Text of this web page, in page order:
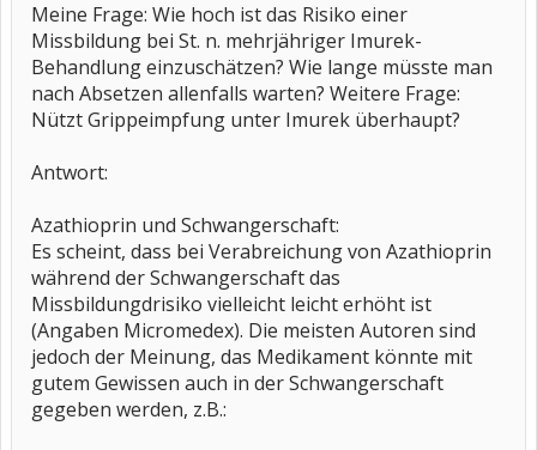
Meine Frage: Wie hoch ist das Risiko einer
Missbildung bei St. n. mehrjähriger Imurek-
Behandlung einzuschätzen? Wie lange müsste man
nach Absetzen allenfalls warten? Weitere Frage:
Nützt Grippeimpfung unter Imurek überhaupt?
Antwort:
Azathioprin und Schwangerschaft:
Es scheint, dass bei Verabreichung von Azathioprin
während der Schwangerschaft das
Missbildungdrisiko vielleicht leicht erhöht ist
(Angaben Micromedex). Die meisten Autoren sind
jedoch der Meinung, das Medikament könnte mit
gutem Gewissen auch in der Schwangerschaft
gegeben werden, z.B.: